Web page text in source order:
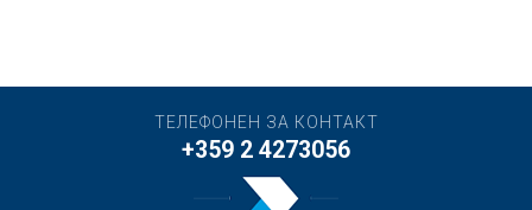
ТЕЛЕФОНЕН ЗА КОНТАКТ
+359 2 4273056